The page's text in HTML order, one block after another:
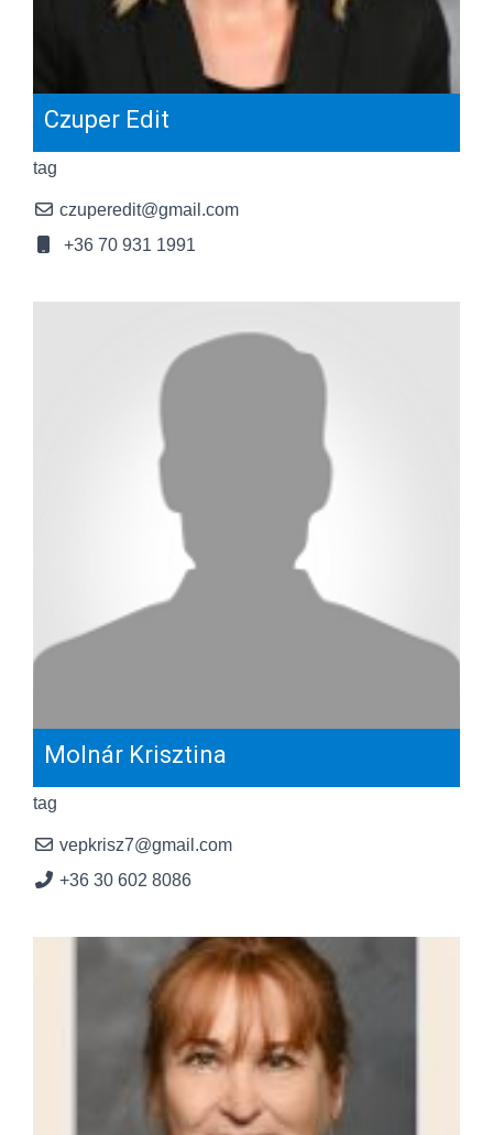
Czuper Edit
tag
czuperedit@gmail.com
+36 70 931 1991
Molnár Krisztina
tag
vepkrisz7@gmail.com
+36 30 602 8086